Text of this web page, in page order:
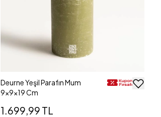
Deurne Yeşil Parafın Mum
9x9x19 Cm
1.699,99 TL